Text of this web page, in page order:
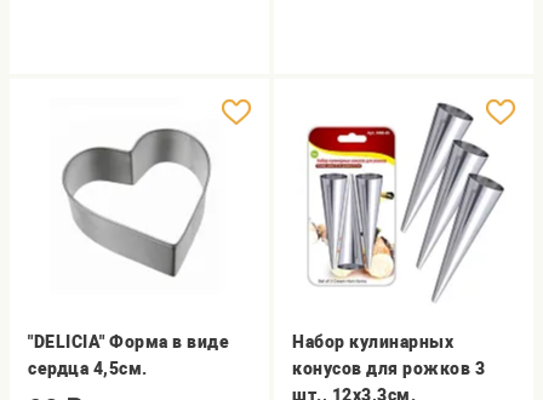
"DELICIA" Форма в виде
сердца 4,5см.
Набор кулинарных
конусов для рожков 3
шт., 12х3,3см.